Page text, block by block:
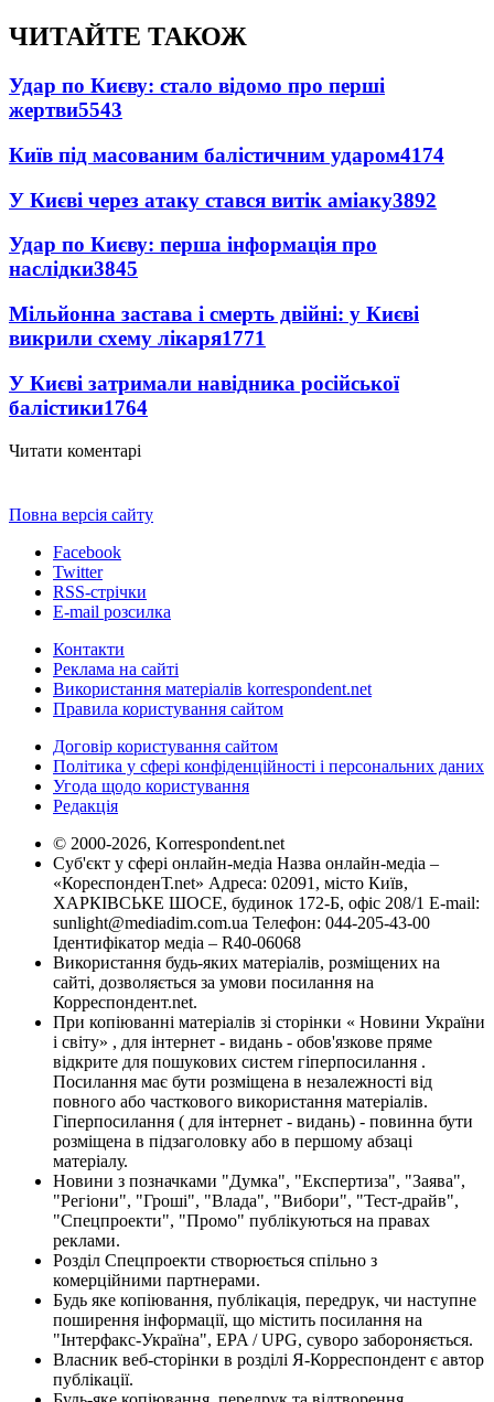
ЧИТАЙТЕ ТАКОЖ
Удар по Києву: стало відомо про перші
жертви5543
Київ під масованим балістичним ударом4174
У Києві через атаку стався витік аміаку3892
Удар по Києву: перша інформація про
наслідки3845
Мільйонна застава і смерть двійні: у Києві
викрили схему лікаря1771
У Києві затримали навідника російської
балістики1764
Читати коментарі
Повна версія сайту
Facebook
Twitter
RSS-стрічки
E-mail розсилка
Контакти
Реклама на сайті
Використання матеріалів korrespondent.net
Правила користування сайтом
Договір користування сайтом
Політика у сфері конфіденційності і персональних даних
Угода щодо користування
Редакція
© 2000-2026, Korrespondent.net
Суб'єкт у сфері онлайн-медіа Назва онлайн-медіа –
«КореспонденТ.net» Адреса: 02091, місто Київ,
ХАРКІВСЬКЕ ШОСЕ, будинок 172-Б, офіс 208/1 E-mail:
sunlight@mediadim.com.ua Телефон: 044-205-43-00
Ідентифікатор медіа – R40-06068
Використання будь-яких матеріалів, розміщених на
сайті, дозволяється за умови посилання на
Корреспондент.net.
При копіюванні матеріалів зі сторінки « Новини України
і світу» , для інтернет - видань - обов'язкове пряме
відкрите для пошукових систем гіперпосилання .
Посилання має бути розміщена в незалежності від
повного або часткового використання матеріалів.
Гіперпосилання ( для інтернет - видань) - повинна бути
розміщена в підзаголовку або в першому абзаці
матеріалу.
Новини з позначками "Думка", "Експертиза", "Заява",
"Регіони", "Гроші", "Влада", "Вибори", "Тест-драйв",
"Спецпроекти", "Промо" публікуються на правах
реклами.
Розділ Спецпроекти створюється спільно з
комерційними партнерами.
Будь яке копіювання, публікація, передрук, чи наступне
поширення інформації, що містить посилання на
"Інтерфакс-Україна", EPA / UPG, суворо забороняється.
Власник веб-сторінки в розділі Я-Корреспондент є автор
публікації.